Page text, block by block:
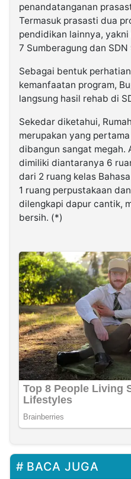
penandatanganan
Termasuk prasasti dua
pendidikan lainnya,
7 Sumberagung dan
Sebagai bentuk
kemanfaatan program,
langsung hasil rehab di
Sekedar diketahui,
merupakan yang
dibangun sangat megah.
dimiliki diantaranya 6
dari 2 ruang kelas
1 ruang perpustakaan
dilengkapi dapur cantik,
bersih. (*)
BACA JUGA